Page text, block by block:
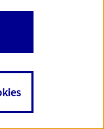
comme de